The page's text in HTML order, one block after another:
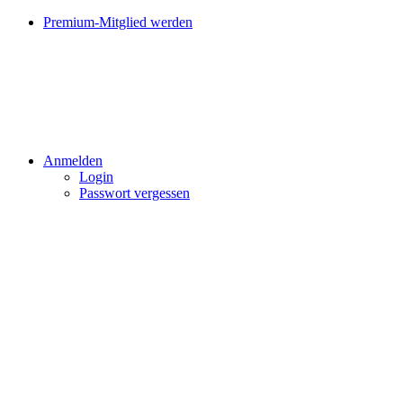
Premium-Mitglied werden
Anmelden
Login
Passwort vergessen